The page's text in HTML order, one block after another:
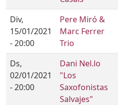
Div,
15/01/2021
- 20:00
Pere Miró &
Marc Ferrer
Trio
Ds,
02/01/2021
- 20:00
Dani Nel.lo
"Los
Saxofonistas
Salvajes"